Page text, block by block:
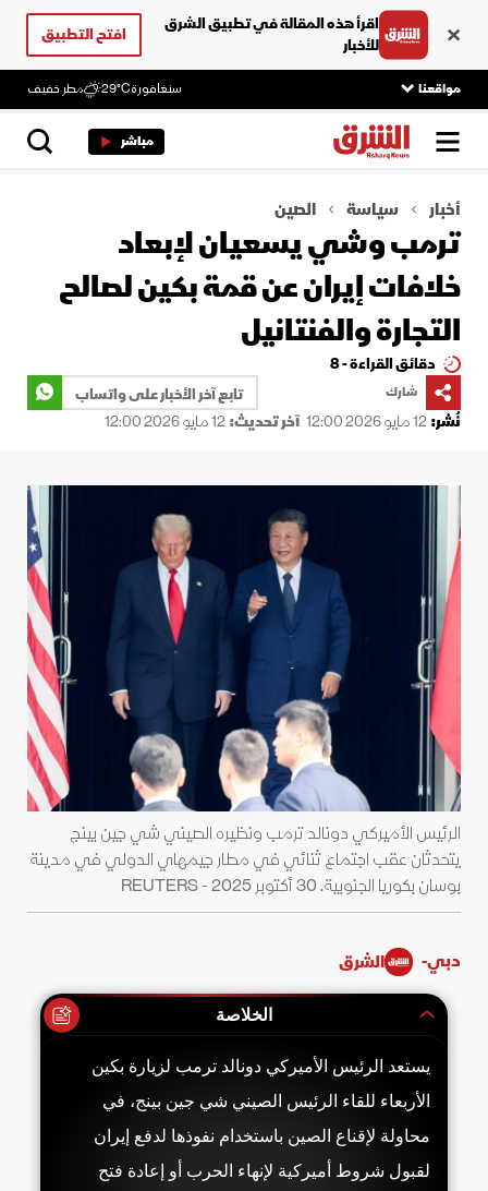
اقرأ هذه المقالة في تطبيق الشرق
للأخبار
افتح التطبيق
مواقعنا سنغافورة29°C مطر خفيف
مباشر
أخبار سياسة الصين
ترمب وشي يسعيان لإبعاد
خلافات إيران عن قمة بكين لصالح
التجارة والفنتانيل
دقائق القراءة - 8
شارك
تابع آخر الأخبار على واتساب
نُشر:12 مايو 2026 12:00 آخر تحديث:12 مايو 2026 12:00
الرئيس الأميركي دونالد ترمب ونظيره الصيني شي جين بينج
يتحدثان عقب اجتماع ثنائي في مطار جيمهاي الدولي في مدينة
بوسان بكوريا الجنوبية. 30 أكتوبر 2025 - REUTERS
دبي- الشرق
الخلاصة
يستعد الرئيس الأميركي دونالد ترمب لزيارة بكين
الأربعاء للقاء الرئيس الصيني شي جين بينج، في
محاولة لإقناع الصين باستخدام نفوذها لدفع إيران
لقبول شروط أميركية لإنهاء الحرب أو إعادة فتح